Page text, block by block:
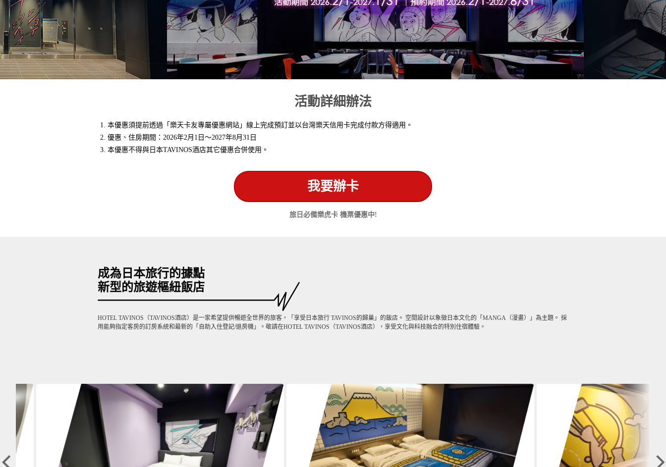
活動詳細辦法
本優惠須提前透過「樂天卡友專屬優惠網站」線上完成預訂並以台灣樂天信用卡完成付款方得適用。
優惠、住房期間：2026年2月1日～2027年8月31日
本優惠不得與日本TAVINOS酒店其它優惠合併使用。
我要辦卡
旅日必備樂虎卡 機票優惠中!
成為日本旅行的據點
新型的旅遊樞紐飯店
HOTEL TAVINOS（TAVINOS酒店）是一家希望提供暢遊全世界的旅客，「享受日本旅行 TAVINOS的歸巢」的飯店。 空間設計以象徵日本文化的「MANGA（漫畫）」為主題。 採
用能夠指定客房的訂房系統和最新的「自助入住登記/退房機」。敬請在HOTEL TAVINOS（TAVINOS酒店），享受文化與科技融合的特別住宿體驗。